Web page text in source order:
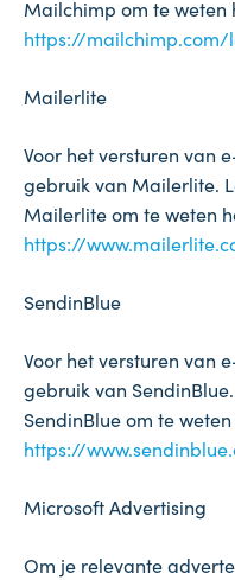
Mailchimp om te weten
https://
Mailerlite
Voor het versturen van
gebruik van Mailerlite.
Mailerlite om te weten
https://
SendinBlue
Voor het versturen van
gebruik van
SendinBlue om te
https://
Microsoft Advertising
Om je relevante